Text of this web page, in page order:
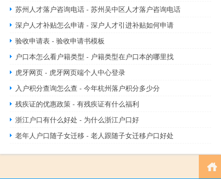
苏州人才落户咨询电话 - 苏州吴中区人才落户咨询电话
深户人才补贴怎么申请 - 深户人才引进补贴如何申请
验收申请表 - 验收申请书模板
户口本怎么看户籍类型 - 户籍类型在户口本的哪里找
虎牙网页 - 虎牙网页端个人中心登录
入户积分查询怎么查 - 今年杭州落户积分多少分
残疾证的优惠政策 - 有残疾证有什么福利
浙江户口有什么好处 - 为什么浙江户口好
老年人户口随子女迁移 - 老人跟随子女迁移户口好处